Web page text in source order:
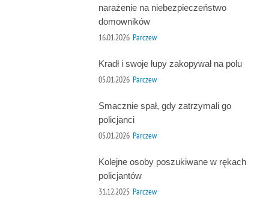
narażenie na niebezpieczeństwo
domowników
16.01.2026 Parczew
Kradł i swoje łupy zakopywał na polu
05.01.2026 Parczew
Smacznie spał, gdy zatrzymali go
policjanci
05.01.2026 Parczew
Kolejne osoby poszukiwane w rękach
policjantów
31.12.2025 Parczew